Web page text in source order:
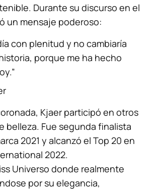
Durante su discurso en el
un mensaje poderoso:
con plenitud y no cambiaría
porque me ha hecho
Kjaer participó en otros
belleza. Fue segunda finalista
2021 y alcanzó el Top 20 en
2022.
Universo donde realmente
por su elegancia,